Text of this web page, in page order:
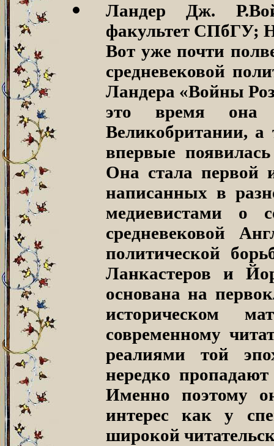
Ландер Дж.
факультет СПбГУ;
Вот уже почти
средневековой
Ландера «Войны
это время она
Великобритании, а
впервые
Она стала первой
написанных в
медиевистами о
средневековой
политической
Ланкастеров и
основана на
историческом
современному
реалиями той
нередко
Именно поэтому
интерес как у
широкой